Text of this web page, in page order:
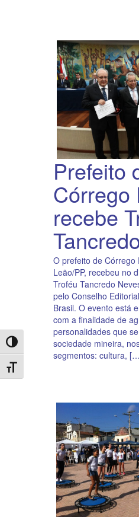
Toggle High Contrast
Toggle Font size
Prefeito
Córrego
recebe
O prefeito de Córrego
Leão/PP, recebeu no
Troféu Tancredo
pelo Conselho
Brasil. O evento está
com a finalidade de
personalidades que
sociedade mineira,
segmentos: cultura,